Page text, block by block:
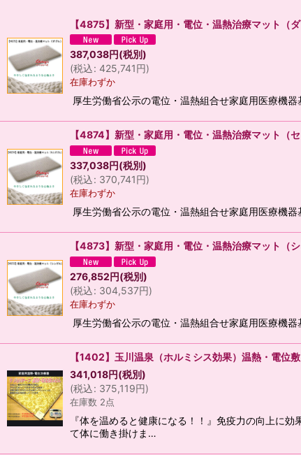
並び順:
【4875】新型・家庭用・電位・温熱治療マット（ダ
387,038円(税別)
(税込: 425,741円)
在庫わずか
厚生労働省公示の電位・温熱組合せ家庭用医療機
【4874】新型・家庭用・電位・温熱治療マット（セ
337,038円(税別)
(税込: 370,741円)
在庫わずか
厚生労働省公示の電位・温熱組合せ家庭用医療機
【4873】新型・家庭用・電位・温熱治療マット（シ
276,852円(税別)
(税込: 304,537円)
在庫わずか
厚生労働省公示の電位・温熱組合せ家庭用医療機
【1402】玉川温泉（ホルミシス効果）温熱・電位
341,018円(税別)
(税込: 375,119円)
在庫数 2点
『体を温めると健康になる！！』免疫力の向上に
て体に働き掛けま…